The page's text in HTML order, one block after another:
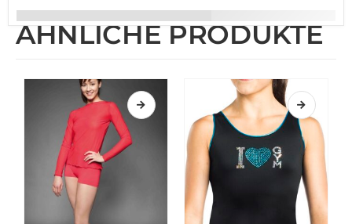
ÄHNLICHE PRODUKTE